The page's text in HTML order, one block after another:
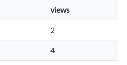
views
2
4